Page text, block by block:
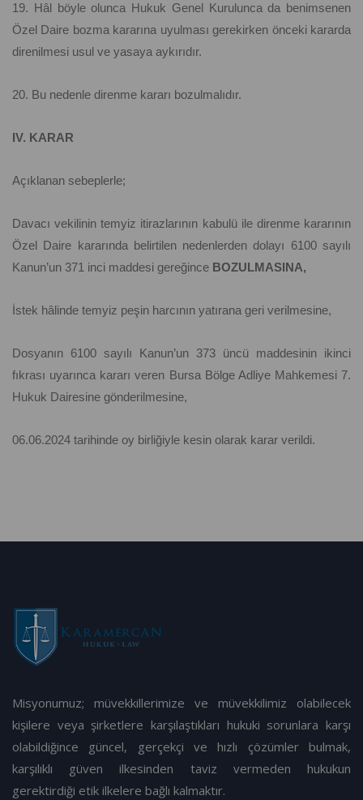
19. Hâl böyle olunca Hukuk Genel Kurulunca da benimsenen
Özel Daire bozma kararına uyulması gerekirken önceki kararda
direnilmesi usul ve yasaya aykırıdır.
20. Bu nedenle direnme kararı bozulmalıdır.
IV. KARAR
Açıklanan sebeplerle;
Davacı vekilinin temyiz itirazlarının kabulü ile direnme kararının
Özel Daire kararında belirtilen nedenlerden dolayı 6100 sayılı
Kanun’un 371 inci maddesi gereğince BOZULMASINA,
İstek hâlinde temyiz peşin harcının yatırana geri verilmesine,
Dosyanın 6100 sayılı Kanun’un 373 üncü maddesinin ikinci
fıkrası uyarınca kararı veren Bursa Bölge Adliye Mahkemesi 7.
Hukuk Dairesine gönderilmesine,
06.06.2024 tarihinde oy birliğiyle kesin olarak karar verildi.
Misyonumuz; müvekkillerimize ve müvekkilimiz olabilecek
kişilere veya şirketlere karşılaştıkları hukuki sorunlara karşı
olabildiğince güncel, gerçekçi ve hızlı çözümler bulmak,
karşılıklı güven ilkesinden taviz vermeden hukukun
gerektirdiği etik ilkelere bağlı kalmaktır.